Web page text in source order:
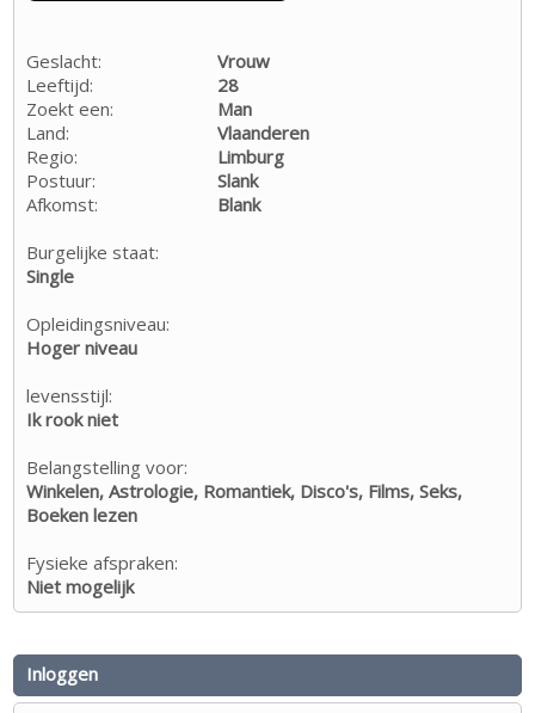
Geslacht:
Vrouw
Leeftijd:
28
Zoekt een:
Man
Land:
Vlaanderen
Regio:
Limburg
Postuur:
Slank
Afkomst:
Blank
Burgelijke staat:
Single
Opleidingsniveau:
Hoger niveau
levensstijl:
Ik rook niet
Belangstelling voor:
Winkelen, Astrologie, Romantiek, Disco's, Films, Seks,
Boeken lezen
Fysieke afspraken:
Niet mogelijk
Inloggen